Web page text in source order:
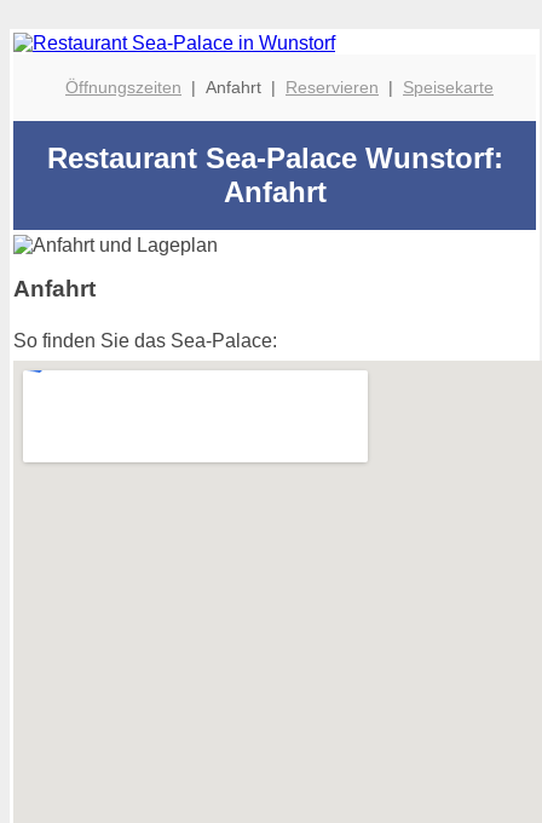
Öffnungszeiten | Anfahrt | Reservieren | Speisekarte
Restaurant Sea-Palace Wunstorf:
Anfahrt
Anfahrt
So finden Sie das Sea-Palace: